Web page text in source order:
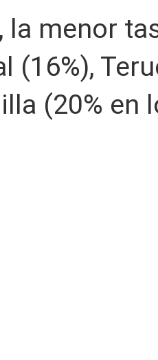
la menor
(16%),
(20% en